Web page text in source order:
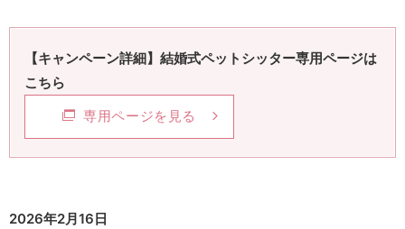
【キャンペーン詳細】結婚式ペットシッター専用ページは
こちら
専用ページを見る
2026年2月16日